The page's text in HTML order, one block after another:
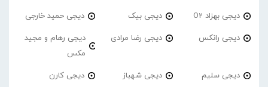
دیجی بهزاد O2 دیجی بیک دیجی حمید خارجی
دیجی رانکس دیجی رضا مرادی
دیجی رهام و مجید
مکس
دیجی سلیم دیجی شهباز دیجی کارن